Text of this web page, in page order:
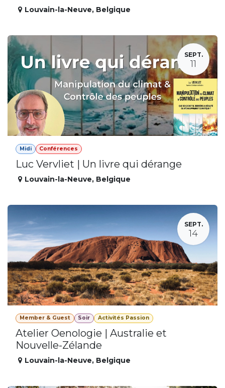
Louvain-la-Neuve, Belgique
SEPT.
11
Midi Conférences
Luc Vervliet | Un livre qui dérange
Louvain-la-Neuve, Belgique
SEPT.
14
Member & Guest Soir Activités Passion
Atelier Oenologie | Australie et
Nouvelle-Zélande
Louvain-la-Neuve, Belgique